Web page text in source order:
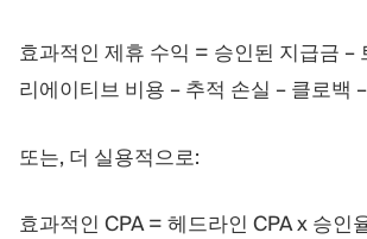
효과적인 제휴 수익 = 승인된 지급금 –
리에이티브 비용 – 추적 손실 – 클로백
또는, 더 실용적으로:
효과적인 CPA = 헤드라인 CPA x 승인